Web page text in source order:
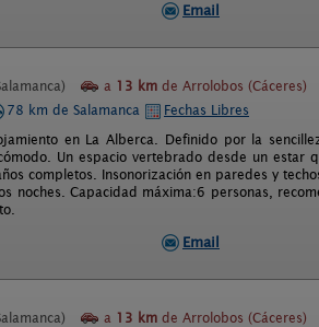
Email
a 13 km de Arrolobos (Cáceres)
78 km de Salamanca
Fechas Libres
en La Alberca. Definido por la
Un espacio vertebrado desde un estar
completos. Insonorización en paredes y
noches. Capacidad máxima:6 personas,
Email
a 13 km de Arrolobos (Cáceres)